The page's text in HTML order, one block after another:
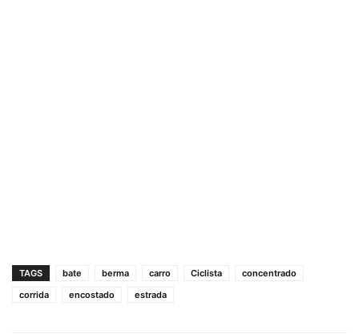
TAGS bate berma carro Ciclista
concentrado
corrida
encostado estrada